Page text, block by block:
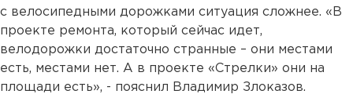
с велосипедными дорожками ситуация сложнее. «В
проекте ремонта, который сейчас идет,
велодорожки достаточно странные – они местами
есть, местами нет. А в проекте «Стрелки» они на
площади есть», - пояснил Владимир Злоказов.